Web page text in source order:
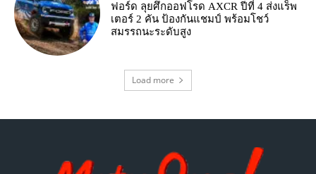
ฟอร์ด ลุยศึกออฟโรด AXCR ปีที่ 4 ส่งแร็พ
เตอร์ 2 คัน ป้องกันแชมป์ พร้อมโชว์
สมรรถนะระดับสูง
Load more